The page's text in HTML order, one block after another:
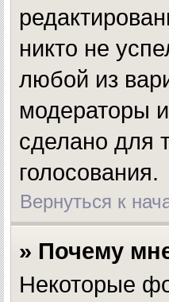
никто не
любой из
модераторы
сделано для
голосования.
Вернуться к
» Почему
Некоторые